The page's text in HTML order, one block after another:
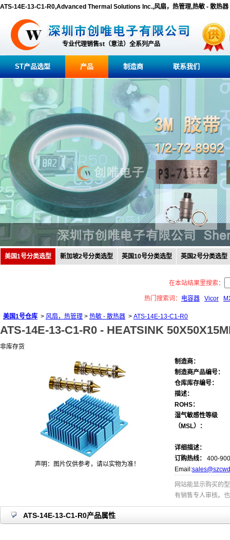
ATS-14E-13-C1-R0,Advanced Thermal Solutions Inc.,风扇，热管理,热敏 - 散热器
专业代理销售st（意法）全系列产品
ST产品选型 产品 制造商 联系我们
美国1号分类选型 新加坡2号分类选型 英国10号分类选型 英国2号分类选型
在本站结果里搜索：
热门搜索词： 电容器 Vicor
美国1号仓库 > 风扇，热管理 > 热敏 - 散热器 > ATS-14E-13-C1-R0
ATS-14E-13-C1-R0 - HEATSINK
非库存货
声明：图片仅供参考，请以实物为准！
制造商：
制造商产品编号：
仓库库存编号：
描述：
ROHS：
湿气敏感性等级
（MSL）：
详细描述：
订购热线：
400-
Email:
网站能显示购买的
有销售专人审核。
ATS-14E-13-C1-R0产品属性